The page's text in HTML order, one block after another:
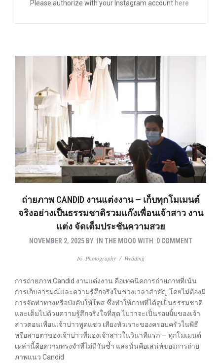
Please authorize with your Instagram account here
ถ่ายภาพ CANDID งานแต่งงาน — เก็บทุกโมเมนต์
จริงอย่างเป็นธรรมชาติรวมแก๊งเพื่อนเจ้าสาว งาน
แต่ง จัดเต็มประชันความสวย
NOVEMBER 2, 2025 BY IN THE MOOD WITH 0 COMMENT
In Photography/ Wedding
การถ่ายภาพ Candid งานแต่งงาน คือเทคนิคการถ่ายภาพที่เน้น
การเก็บอารมณ์และความรู้สึกจริงในช่วงเวลาสำคัญ โดยไม่ต้องมี
การจัดท่าทางหรือบังคับให้โพส ซึ่งทำให้ภาพที่ได้ดูเป็นธรรมชาติ
และเต็มไปด้วยความรู้สึกจริงใจที่สุด ไม่ว่าจะเป็นรอยยิ้มของเจ้า
สาวตอนเพื่อนเจ้าบ่าวพูดแซว เสียงหัวเราะของครอบครัวในพิธี
หรือสายตาของเจ้าบ่าวที่มองเจ้าสาวในวินาทีแรก — ทุกโมเมนต์
เหล่านี้คือความทรงจำที่ไม่มีวันซ้ำ และนั่นคือเสน่ห์ของการถ่าย
ภาพแนว Candid